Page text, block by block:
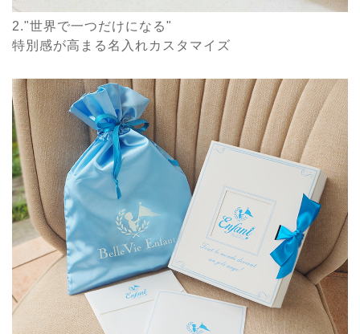
2."世界で一つだけになる"
特別感が高まる名入れカスタマイズ